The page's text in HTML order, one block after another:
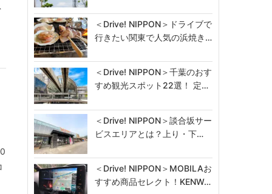
＜Drive! NIPPON＞ドライブで
行きたい関東で人気の浜焼き…
＜Drive! NIPPON＞千葉のおす
すめ観光スポット22選！ 定…
＜Drive! NIPPON＞談合坂サー
ビスエリアとは？上り・下…
＜Drive! NIPPON＞MOBILAお
すすめ商品セレクト！KENW…